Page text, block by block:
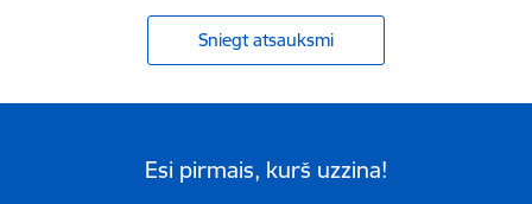
Sniegt atsauksmi
Esi pirmais, kurš uzzina!